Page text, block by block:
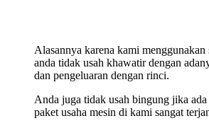
Alasannya karena kami
anda tidak usah khawatir dengan
dan pengeluaran dengan rinci.
Anda juga tidak usah bingung jika
paket usaha mesin di kami sangat